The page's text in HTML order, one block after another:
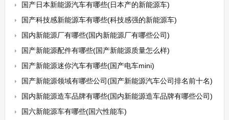
国产日本新能源汽车有哪些(日本产的新能源车)
国产科技感新能源车有哪些(科技感强的新能源车)
国内新能源厂有哪些(国内新能源厂有哪些公司)
国产新能源配件有哪些(国产新能源质量怎么样)
国产新能源迷你汽车有哪些(国产电车mini)
国产新能源领域有哪些公司(国产新能源汽车公司排名前十名)
国内新能源造车品牌有哪些(国内新能源造车品牌有哪些公司)
国六新能源车有哪些(国六性能车)